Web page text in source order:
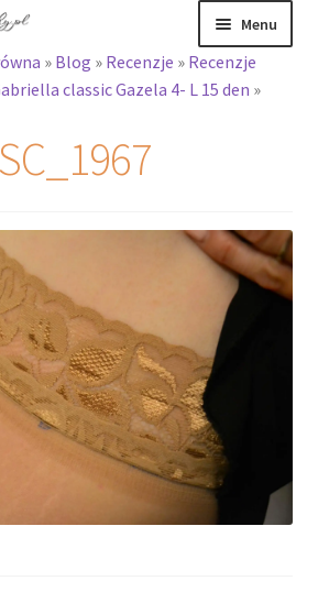
Menu
» Blog » Recenzje » Recenzje
classic Gazela 4- L 15 den »